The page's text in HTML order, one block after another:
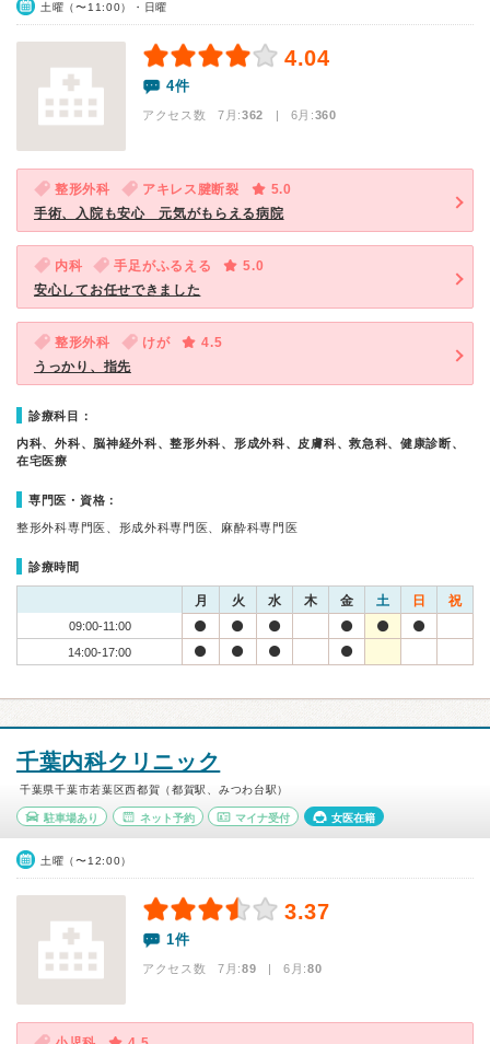
土曜（〜11:00）・日曜
4.04
4件
アクセス数 7月:362 | 6月:360
整形外科 アキレス腱断裂
5.0
手術、入院も安心 元気がもらえる病院
内科 手足がふるえる
5.0
安心してお任せできました
整形外科 けが
4.5
うっかり、指先
診療科目：
内科、外科、脳神経外科、整形外科、形成外科、皮膚科、救急科、健康診断、
在宅医療
専門医・資格：
整形外科専門医、形成外科専門医、麻酔科専門医
診療時間
月 火 水 木 金 土 日 祝
09:00-11:00
14:00-17:00
千葉内科クリニック
千葉県千葉市若葉区西都賀（都賀駅、みつわ台駅）
駐車場あり ネット予約 マイナ受付 女医在籍
土曜（〜12:00）
3.37
1件
アクセス数 7月:89 | 6月:80